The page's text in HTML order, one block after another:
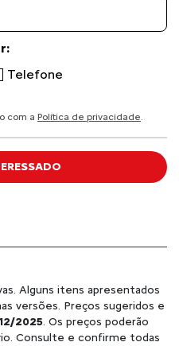
Telefone
com a Política de privacidade.
Alguns itens apresentados
versões. Preços sugeridos e
2025. Os preços poderão
Consulte e confirme todas